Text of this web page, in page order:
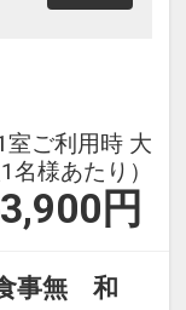
室ご利用時 大
名様あたり）
円
事無 和